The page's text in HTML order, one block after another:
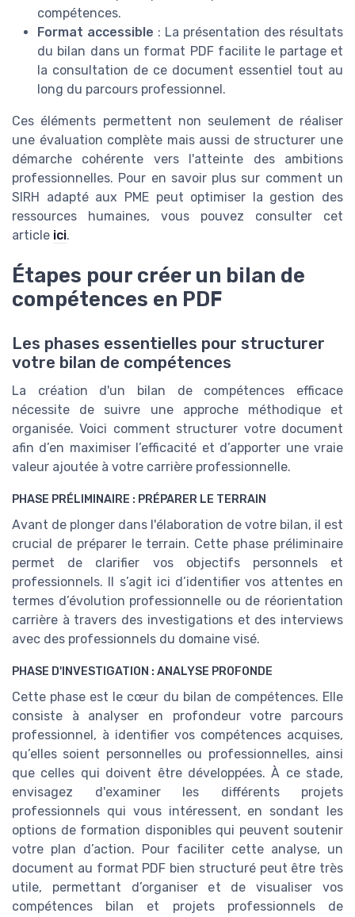
compétences.
Format accessible : La présentation des résultats
du bilan dans un format PDF facilite le partage et
la consultation de ce document essentiel tout au
long du parcours professionnel.
Ces éléments permettent non seulement de réaliser
une évaluation complète mais aussi de structurer une
démarche cohérente vers l'atteinte des ambitions
professionnelles. Pour en savoir plus sur comment un
SIRH adapté aux PME peut optimiser la gestion des
ressources humaines, vous pouvez consulter cet
article ici.
Étapes pour créer un bilan de
compétences en PDF
Les phases essentielles pour structurer
votre bilan de compétences
La création d'un bilan de compétences efficace
nécessite de suivre une approche méthodique et
organisée. Voici comment structurer votre document
afin d’en maximiser l’efficacité et d’apporter une vraie
valeur ajoutée à votre carrière professionnelle.
PHASE PRÉLIMINAIRE : PRÉPARER LE TERRAIN
Avant de plonger dans l'élaboration de votre bilan, il est
crucial de préparer le terrain. Cette phase préliminaire
permet de clarifier vos objectifs personnels et
professionnels. Il s’agit ici d’identifier vos attentes en
termes d’évolution professionnelle ou de réorientation
carrière à travers des investigations et des interviews
avec des professionnels du domaine visé.
PHASE D'INVESTIGATION : ANALYSE PROFONDE
Cette phase est le cœur du bilan de compétences. Elle
consiste à analyser en profondeur votre parcours
professionnel, à identifier vos compétences acquises,
qu’elles soient personnelles ou professionnelles, ainsi
que celles qui doivent être développées. À ce stade,
envisagez d'examiner les différents projets
professionnels qui vous intéressent, en sondant les
options de formation disponibles qui peuvent soutenir
votre plan d’action. Pour faciliter cette analyse, un
document au format PDF bien structuré peut être très
utile, permettant d’organiser et de visualiser vos
compétences bilan et projets professionnels de